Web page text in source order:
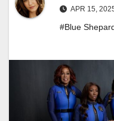
APR 15,
#Blue